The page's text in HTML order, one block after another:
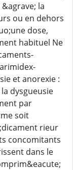
la
ou en dehors
dose,
habituel Ne
et anorexie :
dysgueusie
par
soit
rieur
concomitants
dans le